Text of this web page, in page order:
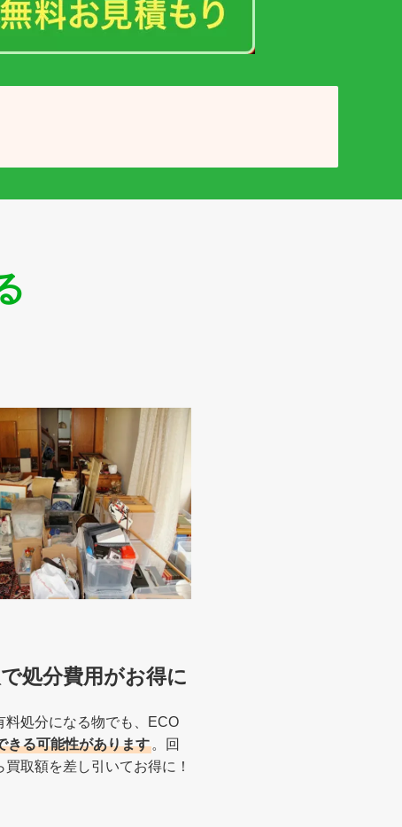
処分費用がお得に
料処分になる物でも、ECO
きる可能性があります。回
買取額を差し引いてお得に！